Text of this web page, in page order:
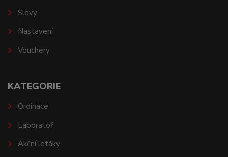
Slevy
Nastavení
Vouchery
KATEGORIE
Ordinace
Laboratoř
Akční letáky